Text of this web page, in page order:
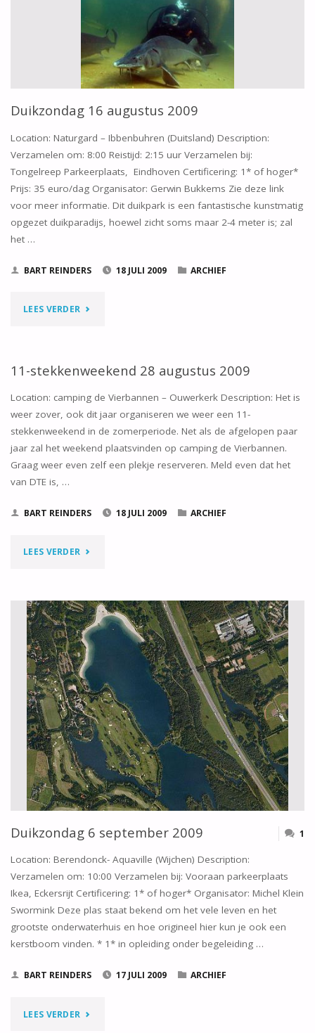
Duikzondag 16 augustus 2009
Location: Naturgard – Ibbenbuhren (Duitsland) Description:
Verzamelen om: 8:00 Reistijd: 2:15 uur Verzamelen bij:
Tongelreep Parkeerplaats, Eindhoven Certificering: 1* of hoger*
Prijs: 35 euro/dag Organisator: Gerwin Bukkems Zie deze link
voor meer informatie. Dit duikpark is een fantastische kunstmatig
opgezet duikparadijs, hoewel zicht soms maar 2-4 meter is; zal
het …
BART REINDERS 18 JULI 2009 ARCHIEF
LEES VERDER "DUIKZONDAG
AUGUSTUS
2009"
11-stekkenweekend 28 augustus 2009
Location: camping de Vierbannen – Ouwerkerk Description: Het is
weer zover, ook dit jaar organiseren we weer een 11-
stekkenweekend in de zomerperiode. Net als de afgelopen paar
jaar zal het weekend plaatsvinden op camping de Vierbannen.
Graag weer even zelf een plekje reserveren. Meld even dat het
van DTE is, …
BART REINDERS 18 JULI 2009 ARCHIEF
LEES VERDER "11-
28
AUGUSTUS
2009"
Duikzondag 6 september 2009 1
Location: Berendonck- Aquaville (Wijchen) Description:
Verzamelen om: 10:00 Verzamelen bij: Vooraan parkeerplaats
Ikea, Eckersrijt Certificering: 1* of hoger* Organisator: Michel Klein
Swormink Deze plas staat bekend om het vele leven en het
grootste onderwaterhuis en hoe origineel hier kun je ook een
kerstboom vinden. * 1* in opleiding onder begeleiding …
BART REINDERS 17 JULI 2009 ARCHIEF
LEES VERDER "DUIKZONDAG